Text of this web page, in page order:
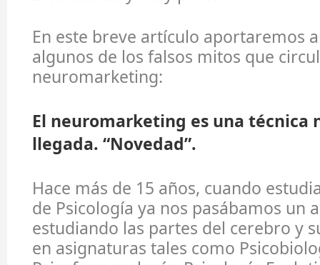
En este breve artículo aportaremos
algunos de los falsos mitos que
neuromarketing:
El neuromarketing es una técnica
llegada. “Novedad”.
Hace más de 15 años, cuando
de Psicología ya nos pasábamos un
estudiando las partes del cerebro y
en asignaturas tales como